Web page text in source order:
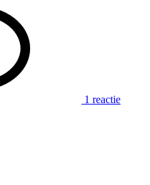
1 reactie